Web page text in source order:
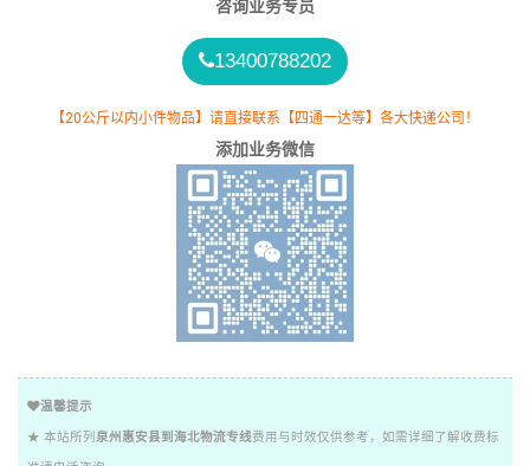
咨询业务专员
13400788202
【20公斤以内小件物品】请直接联系【四通一达等】各大快递公司！
添加业务微信
温馨提示
★ 本站所列 泉州惠安县到海北物流专线费用与时效仅供参考，如需详细了解收费标